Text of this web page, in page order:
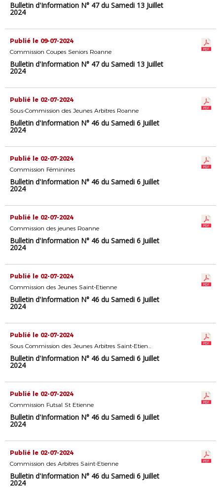
Bulletin d'Information N° 47 du Samedi 13 Juillet
2024
Publié le 09-07-2024
Commission Coupes Seniors Roanne
Bulletin d'Information N° 47 du Samedi 13 Juillet
2024
Publié le 02-07-2024
Sous-Commission des Jeunes Arbitres Roanne
Bulletin d'Information N° 46 du Samedi 6 Juillet
2024
Publié le 02-07-2024
Commission Féminines
Bulletin d'Information N° 46 du Samedi 6 Juillet
2024
Publié le 02-07-2024
Commission des jeunes Roanne
Bulletin d'Information N° 46 du Samedi 6 Juillet
2024
Publié le 02-07-2024
Commission des Jeunes Saint-Etienne
Bulletin d'Information N° 46 du Samedi 6 Juillet
2024
Publié le 02-07-2024
Sous Commission des Jeunes Arbitres Saint-Etienne
Bulletin d'Information N° 46 du Samedi 6 Juillet
2024
Publié le 02-07-2024
Commission Futsal St Etienne
Bulletin d'Information N° 46 du Samedi 6 Juillet
2024
Publié le 02-07-2024
Commission des Arbitres Saint-Etienne
Bulletin d'Information N° 46 du Samedi 6 Juillet
2024